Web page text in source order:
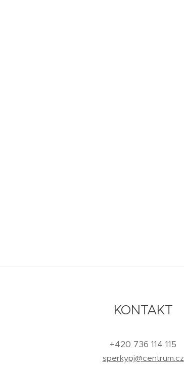
KONTAKT
+420 736 114 115
sperkypj@centrum.cz